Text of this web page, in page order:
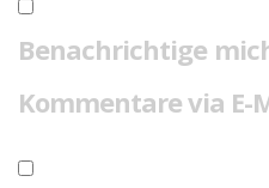
Benachrichtige
Kommentare via E-